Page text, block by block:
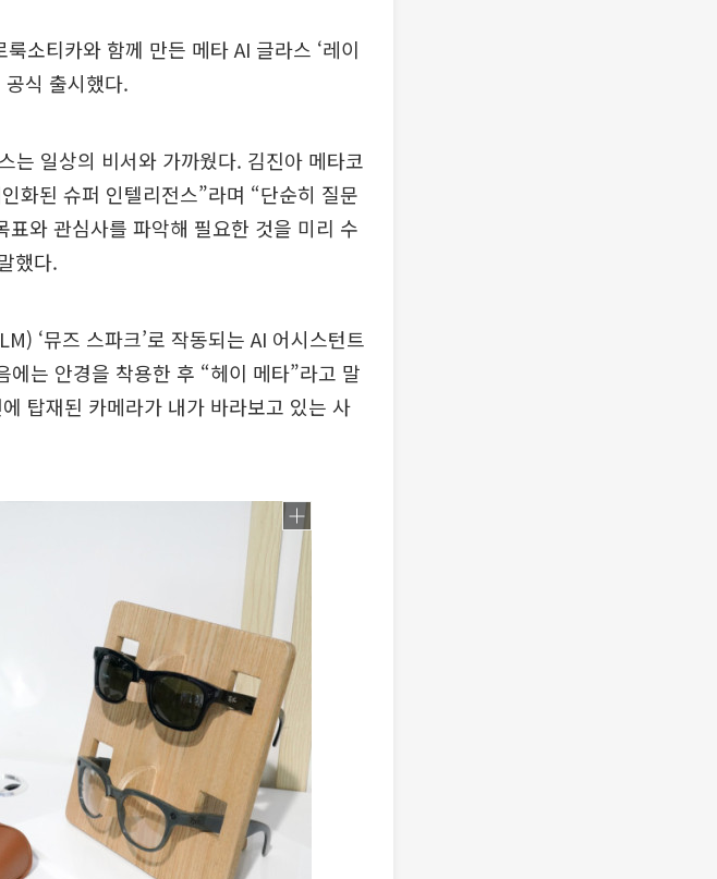
소티카와 함께 만든 메타 AI 글라스 ‘레이
공식 출시했다.
는 일상의 비서와 가까웠다. 김진아 메타코
화된 슈퍼 인텔리전스”라며 “단순히 질문
와 관심사를 파악해 필요한 것을 미리 수
했다.
‘뮤즈 스파크’로 작동되는 AI 어시스턴트
에는 안경을 착용한 후 “헤이 메타”라고 말
탑재된 카메라가 내가 바라보고 있는 사